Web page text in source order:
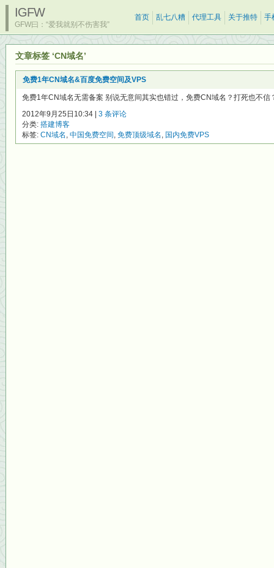
IGFW
GFW曰：“爱我就别不伤害我”
首页 乱七八糟 代理工具 关于推特 手
文章标签 ‘CN域名’
免费1年CN域名&百度免费空间及VPS
免费1年CN域名无需备案 别说无意间其实也错过，免费CN域名？打死也不
2012年9月25日10:34 | 3 条评论
分类: 搭建博客
标签: CN域名 , 中国免费空间, 免费顶级域名 , 国内免费VPS